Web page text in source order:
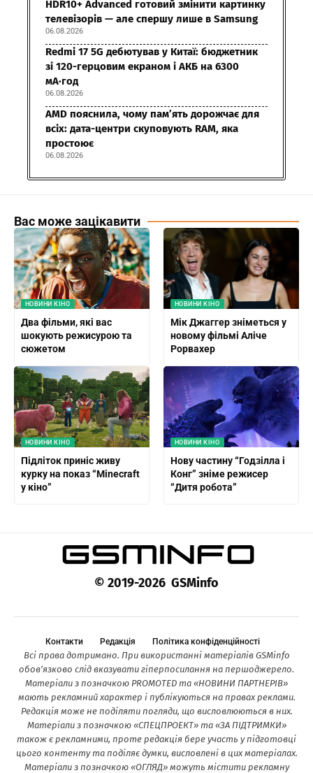
HDR10+ Advanced готовий змінити картинку
телевізорів — але спершу лише в Samsung
06.08.2026
Redmi 17 5G дебютував у Китаї: бюджетник
зі 120-герцовим екраном і АКБ на 6300
мА·год
06.08.2026
AMD пояснила, чому пам’ять дорожчає для
всіх: дата-центри скуповують RAM, яка
простоює
06.08.2026
Вас може зацікавити
НОВИНИ КІНО
Два фільми, які вас
шокують режисурою та
сюжетом
НОВИНИ КІНО
Мік Джаггер зніметься у
новому фільмі Аліче
Рорвахер
НОВИНИ КІНО
Підліток приніс живу
курку на показ “Minecraft
у кіно”
НОВИНИ КІНО
Нову частину “Годзілла і
Конг” зніме режисер
“Дитя робота”
© 2019-2026 GSMinfo
Контакти Редакція Політика конфіденційності
Всі права дотримано. При використанні матеріалів GSMinfo
обов’язково слід вказувати гіперпосилання на першоджерело.
Матеріали з позначкою PROMOTED та «НОВИНИ ПАРТНЕРІВ»
мають рекламний характер і публікуються на правах реклами.
Редакція може не поділяти погляди, що висловлюються в них.
Матеріали з позначкою «СПЕЦПРОЕКТ» та «ЗА ПІДТРИМКИ»
також є рекламними, проте редакція бере участь у підготовці
цього контенту та поділяє думки, висловлені в цих матеріалах.
Матеріали з позначкою «ОГЛЯД» можуть містити рекламну